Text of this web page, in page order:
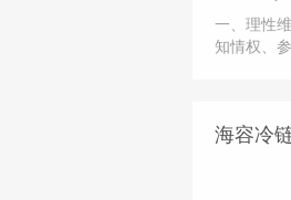
一、理性
知情权、
咨询、意
海容冷